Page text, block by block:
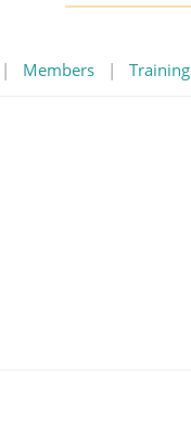
| Members | Training